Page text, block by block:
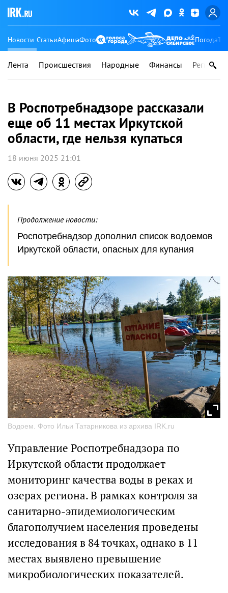
Новости СтатьиАфишаФото Погода
Лента Происшествия Народные Финансы Регионы
В Роспотребнадзоре рассказали
еще об 11 местах Иркутской
области, где нельзя купаться
18 июня 2025 21:01
Продолжение новости:
Роспотребнадзор дополнил список водоемов
Иркутской области, опасных для купания
Водоем. Фото Ильи Татарникова из архива IRK.ru
Управление Роспотребнадзора по
Иркутской области продолжает
мониторинг качества воды в реках и
озерах региона. В рамках контроля за
санитарно-эпидемиологическим
благополучием населения проведены
исследования в 84 точках, однако в 11
местах выявлено превышение
микробиологических показателей.